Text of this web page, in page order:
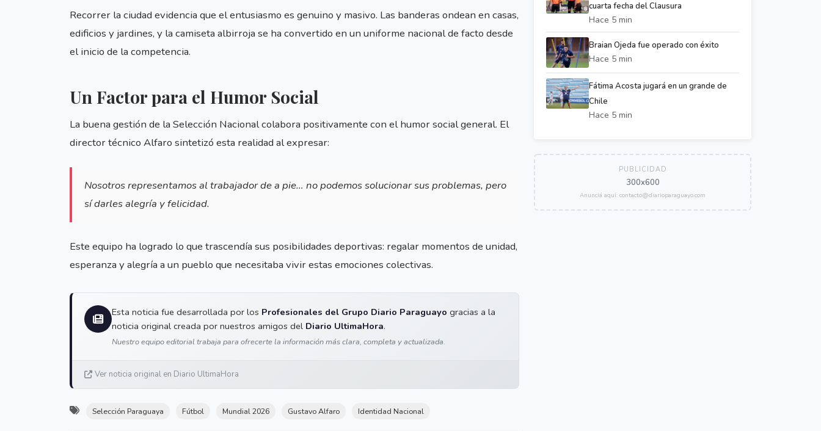
Recorrer la ciudad evidencia que el entusiasmo es genuino y masivo. Las banderas ondean en casas,
edificios y jardines, y la camiseta albirroja se ha convertido en un uniforme nacional de facto desde
el inicio de la competencia.
Un Factor para el Humor Social
La buena gestión de la Selección Nacional colabora positivamente con el humor social general. El
director técnico Alfaro sintetizó esta realidad al expresar:
Nosotros representamos al trabajador de a pie… no podemos solucionar sus problemas, pero
sí darles alegría y felicidad.
Este equipo ha logrado lo que trascendía sus posibilidades deportivas: regalar momentos de unidad,
esperanza y alegría a un pueblo que necesitaba vivir estas emociones colectivas.
Esta noticia fue desarrollada por los Profesionales del Grupo Diario Paraguayo gracias a la
noticia original creada por nuestros amigos del Diario UltimaHora.
Nuestro equipo editorial trabaja para ofrecerte la información más clara, completa y actualizada.
Ver noticia original en Diario UltimaHora
Selección Paraguaya Fútbol Mundial 2026 Gustavo Alfaro Identidad Nacional
cuarta fecha del Clausura
Hace 5 min
Braian Ojeda fue operado con éxito
Hace 5 min
Fátima Acosta jugará en un grande de
Chile
Hace 5 min
PUBLICIDAD
300x600
Anunciá aquí: contacto@diarioparaguayo.com